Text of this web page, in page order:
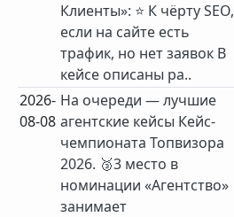
Клиенты»: ⭐️ К чёрту SEO,
если на сайте есть
трафик, но нет заявок В
кейсе описаны ра..
2026-
08-08
На очереди — лучшие
агентские кейсы Кейс-
чемпионата Топвизора
2026. 🥉3 место в
номинации «Агентство»
занимает